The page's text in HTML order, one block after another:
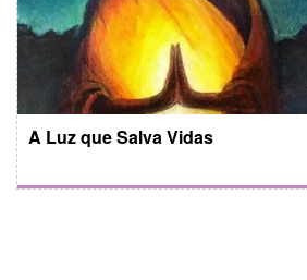
A Luz que Salva Vidas